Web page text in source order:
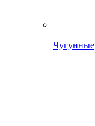
Чугунные